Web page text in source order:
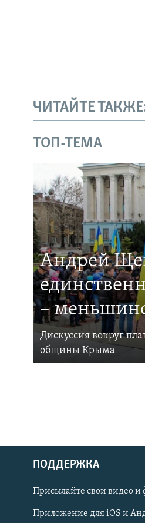
Українською
Qırımtatar
ЧИТАЙТЕ
ТОП-ТЕМА
Андрей
–
Дискуссия вокруг
общины Крыма
ПОДДЕРЖКА
Присылайте свои видео и
Приложение для iOS и